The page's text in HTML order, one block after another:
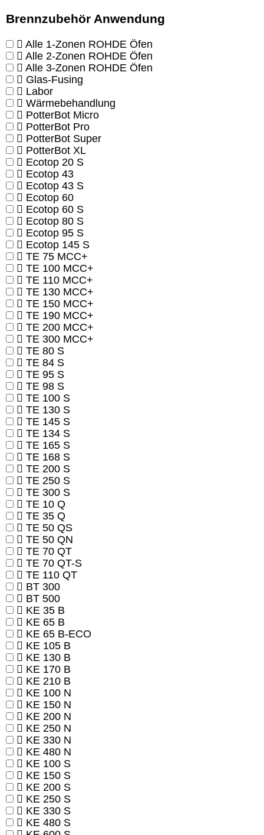
Brennzubehör Anwendung
Alle 1-Zonen ROHDE Öfen
Alle 2-Zonen ROHDE Öfen
Alle 3-Zonen ROHDE Öfen
Glas-Fusing
Labor
Wärmebehandlung
PotterBot Micro
PotterBot Pro
PotterBot Super
PotterBot XL
Ecotop 20 S
Ecotop 43
Ecotop 43 S
Ecotop 60
Ecotop 60 S
Ecotop 80 S
Ecotop 95 S
Ecotop 145 S
TE 75 MCC+
TE 100 MCC+
TE 110 MCC+
TE 130 MCC+
TE 150 MCC+
TE 190 MCC+
TE 200 MCC+
TE 300 MCC+
TE 80 S
TE 84 S
TE 95 S
TE 98 S
TE 100 S
TE 130 S
TE 145 S
TE 134 S
TE 165 S
TE 168 S
TE 200 S
TE 250 S
TE 300 S
TE 10 Q
TE 35 Q
TE 50 QS
TE 50 QN
TE 70 QT
TE 70 QT-S
TE 110 QT
BT 300
BT 500
KE 35 B
KE 65 B
KE 65 B-ECO
KE 105 B
KE 130 B
KE 170 B
KE 210 B
KE 100 N
KE 150 N
KE 200 N
KE 250 N
KE 330 N
KE 480 N
KE 100 S
KE 150 S
KE 200 S
KE 250 S
KE 330 S
KE 480 S